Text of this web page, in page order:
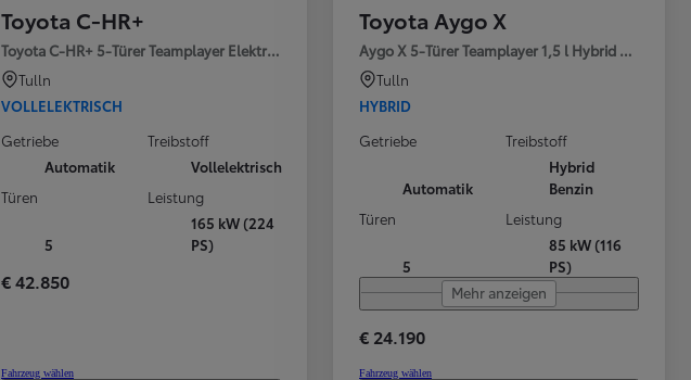
Toyota C-HR+
Toyota C-HR+ 5-Türer Teamplayer Elektromotor / 77
Tulln
VOLLELEKTRISCH
Getriebe
Automatik
Treibstoff
Vollelektrisch
Türen
5
Leistung
165 kW (224
PS)
€ 42.850
Fahrzeug wählen
Toyota Aygo X
Aygo X 5-Türer Teamplayer 1,5 l Hybrid Stufenlose
Tulln
HYBRID
Getriebe
Automatik
Treibstoff
Hybrid
Benzin
Türen
5
Leistung
85 kW (116
PS)
Mehr anzeigen
€ 24.190
Fahrzeug wählen